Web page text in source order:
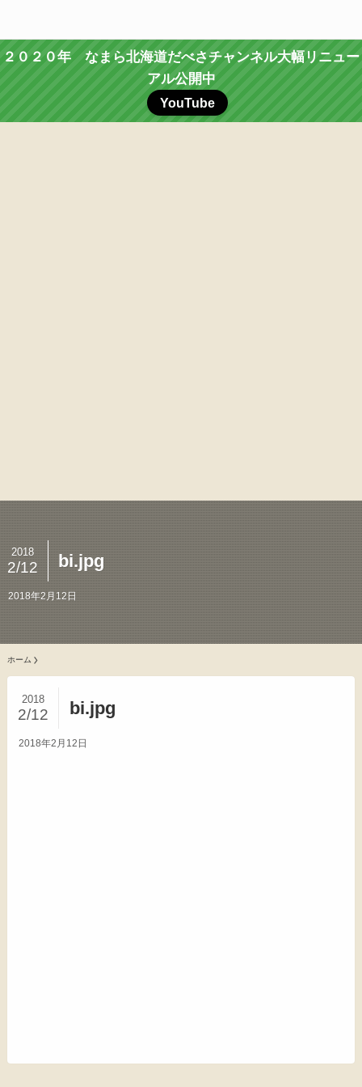
２０２０年 なまら北海道だべさチャンネル大幅リニュー
アル公開中
YouTube
bi.jpg
2018
2/12
2018年2月12日
ホーム
bi.jpg
2018
2/12
2018年2月12日